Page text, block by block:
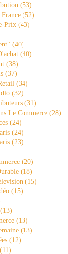
(53)
(52)
Prix (43)
(40)
(40)
(38)
(37)
(34)
(32)
(31)
Le Commerce (28)
(24)
(24)
(23)
(20)
(18)
(15)
(15)
(13)
(13)
(13)
(12)
(11)